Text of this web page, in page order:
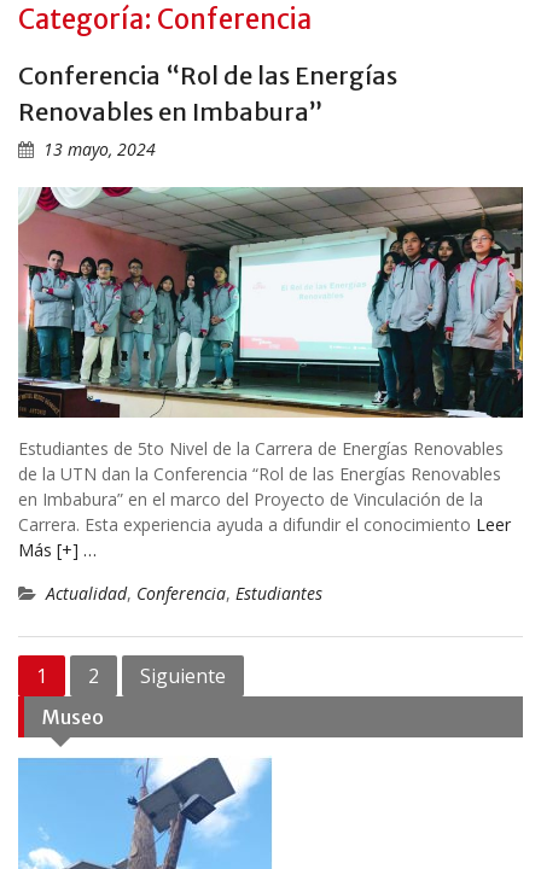
Categoría: Conferencia
Conferencia “Rol de las Energías
Renovables en Imbabura”
13 mayo, 2024
Estudiantes de 5to Nivel de la Carrera de Energías Renovables
de la UTN dan la Conferencia “Rol de las Energías Renovables
en Imbabura” en el marco del Proyecto de Vinculación de la
Carrera. Esta experiencia ayuda a difundir el conocimiento Leer
Más [+] …
Actualidad, Conferencia, Estudiantes
Navegación
de
entradas
1 2 Siguiente
Museo